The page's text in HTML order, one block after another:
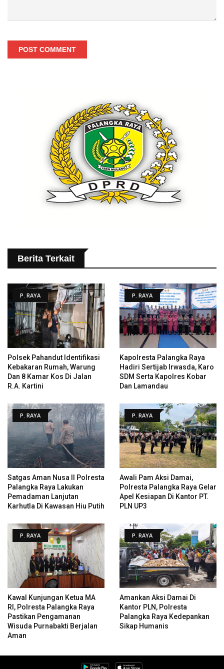
POST COMMENT
Berita Terkait
P. RAYA
Polsek Pahandut Identifikasi
Kebakaran Rumah, Warung
Dan 8 Kamar Kos Di Jalan
R.A. Kartini
P. RAYA
Kapolresta Palangka Raya
Hadiri Sertijab Irwasda, Karo
SDM Serta Kapolres Kobar
Dan Lamandau
P. RAYA
Satgas Aman Nusa II Polresta
Palangka Raya Lakukan
Pemadaman Lanjutan
Karhutla Di Kawasan Hiu Putih
P. RAYA
Awali Pam Aksi Damai,
Polresta Palangka Raya Gelar
Apel Kesiapan Di Kantor PT.
PLN UP3
P. RAYA
Kawal Kunjungan Ketua MA
RI, Polresta Palangka Raya
Pastikan Pengamanan
Wisuda Purnabakti Berjalan
Aman
P. RAYA
Amankan Aksi Damai Di
Kantor PLN, Polresta
Palangka Raya Kedepankan
Sikap Humanis